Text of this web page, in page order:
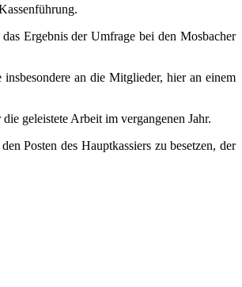
Ergebnis der Umfrage bei den Mosbacher
an die Mitglieder, hier an einem
geleistete Arbeit im vergangenen Jahr.
Posten des Hauptkassiers zu besetzen, der